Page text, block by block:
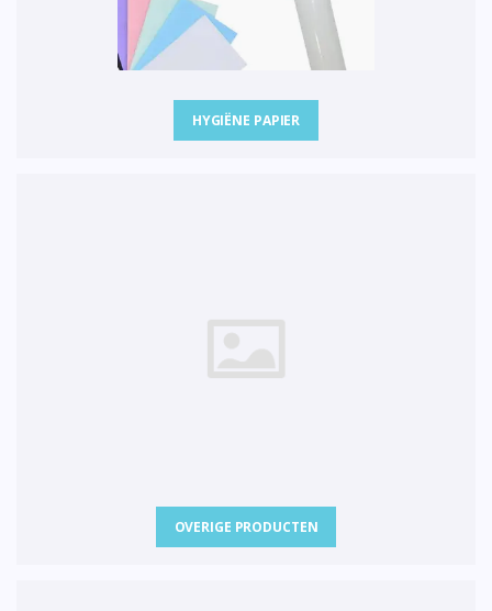
HYGIËNE PAPIER
OVERIGE PRODUCTEN